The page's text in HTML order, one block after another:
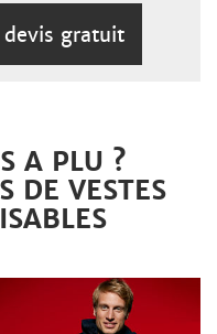
gratuit
A PLU ?
DE VESTES